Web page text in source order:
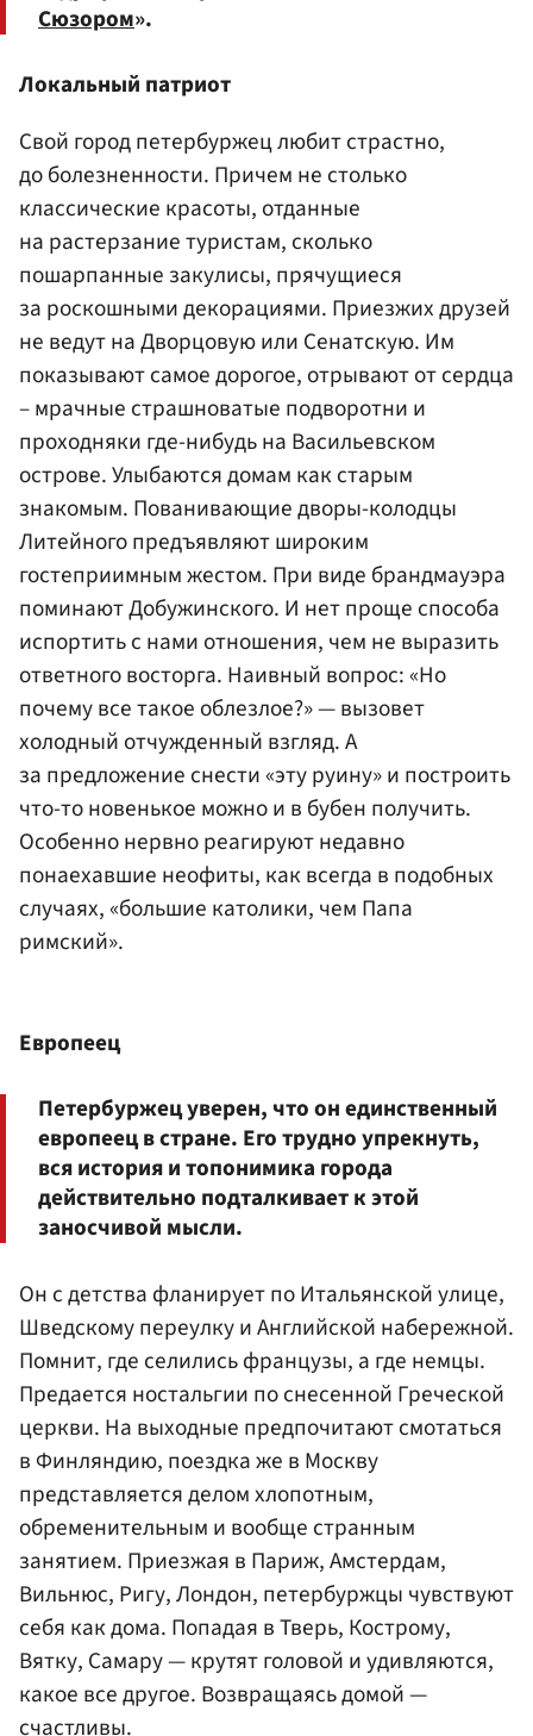
Сюзором».
Локальный патриот
Свой город петербуржец любит страстно,
до болезненности. Причем не столько
классические красоты, отданные
на растерзание туристам, сколько
пошарпанные закулисы, прячущиеся
за роскошными декорациями. Приезжих друзей
не ведут на Дворцовую или Сенатскую. Им
показывают самое дорогое, отрывают от сердца
– мрачные страшноватые подворотни и
проходняки где-нибудь на Васильевском
острове. Улыбаются домам как старым
знакомым. Пованивающие дворы-колодцы
Литейного предъявляют широким
гостеприимным жестом. При виде брандмауэра
поминают Добужинского. И нет проще способа
испортить с нами отношения, чем не выразить
ответного восторга. Наивный вопрос: «Но
почему все такое облезлое?» — вызовет
холодный отчужденный взгляд. А
за предложение снести «эту руину» и построить
что-то новенькое можно и в бубен получить.
Особенно нервно реагируют недавно
понаехавшие неофиты, как всегда в подобных
случаях, «большие католики, чем Папа
римский».
Европеец
Петербуржец уверен, что он единственный
европеец в стране. Его трудно упрекнуть,
вся история и топонимика города
действительно подталкивает к этой
заносчивой мысли.
Он с детства фланирует по Итальянской улице,
Шведскому переулку и Английской набережной.
Помнит, где селились французы, а где немцы.
Предается ностальгии по снесенной Греческой
церкви. На выходные предпочитают смотаться
в Финляндию, поездка же в Москву
представляется делом хлопотным,
обременительным и вообще странным
занятием. Приезжая в Париж, Амстердам,
Вильнюс, Ригу, Лондон, петербуржцы чувствуют
себя как дома. Попадая в Тверь, Кострому,
Вятку, Самару — крутят головой и удивляются,
какое все другое. Возвращаясь домой —
счастливы.